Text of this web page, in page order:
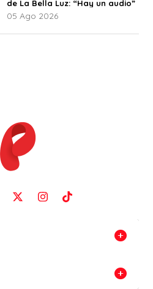
de La Bella Luz: “Hay un audio”
05 Ago 2026